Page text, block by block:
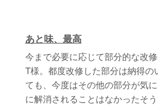
あと味、最高
今まで必要に応じて部分的な改
T様。都度改修した部分は納得の
ても、今度はその他の部分が気
に解消されることはなかったそう